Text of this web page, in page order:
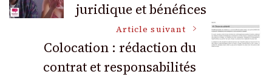
des
articles
juridique et bénéfices
Article suivant
Colocation : rédaction du
contrat et responsabilités